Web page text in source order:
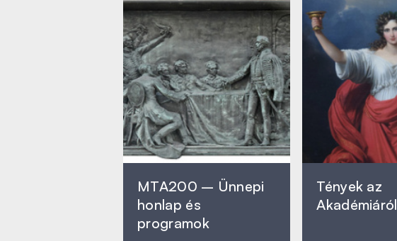
MTA200 – Ünnepi
honlap és
programok
Tények az
Akadémiáról